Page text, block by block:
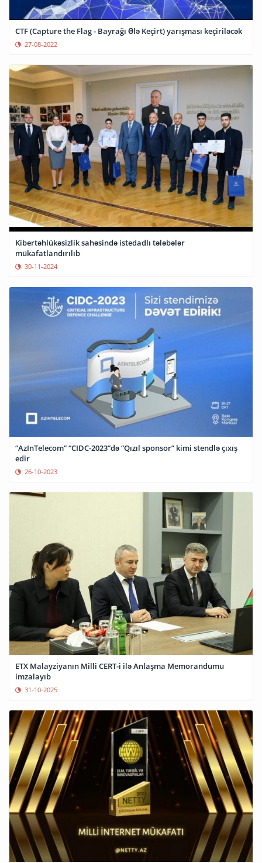
CTF (Capture the Flag - Bayrağı Ələ Keçirt) yarışması keçiriləcək
27-08-2022
Kibertəhlükəsizlik sahəsində istedadlı tələbələr
mükafatlandırılıb
30-11-2024
“AzInTelecom” “CIDC-2023”də “Qızıl sponsor” kimi stendlə çıxış
edir
26-10-2023
ETX Malayziyanın Milli CERT-i ilə Anlaşma Memorandumu
imzalayıb
31-10-2025